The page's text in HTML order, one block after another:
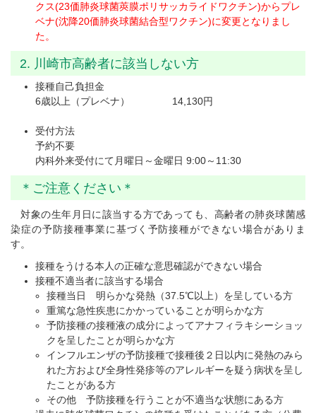
クス(23価肺炎球菌莢膜ポリサッカライドワクチン)からプレ
ベナ(沈降20価肺炎球菌結合型ワクチン)に変更となりまし
た。
2. 川崎市高齢者に該当しない方
接種自己負担金
6歳以上（プレベナ） 14,130円
受付方法
予約不要
内科外来受付にて月曜日～金曜日 9:00～11:30
＊ご注意ください＊
対象の生年月日に該当する方であっても、高齢者の肺炎球菌感
染症の予防接種事業に基づく予防接種ができない場合がありま
す。
接種をうける本人の正確な意思確認ができない場合
接種不適当者に該当する場合
接種当日 明らかな発熱（37.5℃以上）を呈している方
重篤な急性疾患にかかっていることが明らかな方
予防接種の接種液の成分によってアナフィラキシーショッ
クを呈したことが明らかな方
インフルエンザの予防接種で接種後２日以内に発熱のみら
れた方および全身性発疹等のアレルギーを疑う病状を呈し
たことがある方
その他 予防接種を行うことが不適当な状態にある方